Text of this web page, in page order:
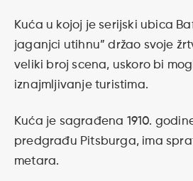
Kuća u kojoj je serijski ubica
jaganjci utihnu” držao svoje
veliki broj scena, uskoro bi
iznajmljivanje turistima.
Kuća je sagrađena 1910.
predgrađu Pitsburga, ima
metara.